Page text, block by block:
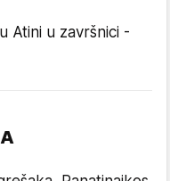
Atini u završnici -